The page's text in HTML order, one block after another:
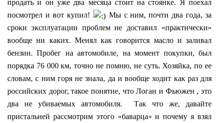
продать и он уже два месяца стоит на стоянке. Я поехал
посмотрел и вот купил!
Мы с ним, почти два года, за
сроки эксплуатации проблем не доставил «практически»
вообще ни каких. Менял как говорится масло и заливал
бензин. Пробег на автомобиле, на момент покупки, был
порядка 76 000 км, точно не помню, не суть. Хозяйка, по ее
словам, с ним горя не знала, да и вообще ходит как раз для
российских дорог, такое понятие, что Логан и Фьюжен , это
два не убиваемых автомобиля. Так что же, давайте
пристальней рассмотрим этого «баварца» и почему я взял